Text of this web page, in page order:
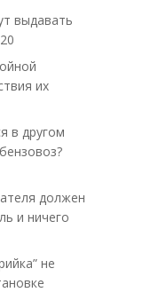
выдавать
их
в другом
должен
и ничего
не